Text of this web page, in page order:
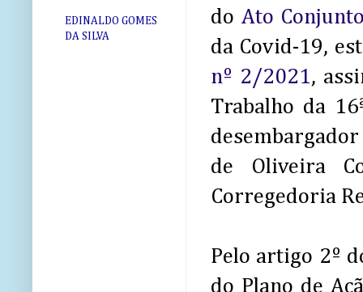
do Ato
da Covid-19,
nº 2/2021,
Trabalho da
de Oliveira
Corregedoria
Pelo artigo 2º
do Plano de
EDINALDO GOMES
DA SILVA